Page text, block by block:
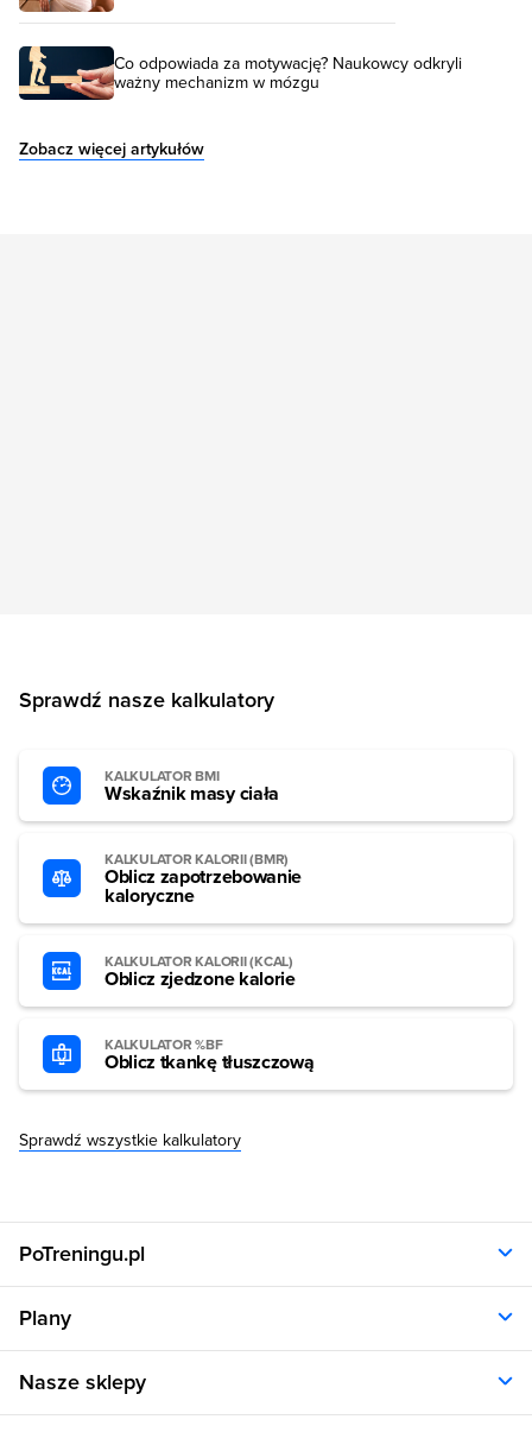
Co odpowiada za motywację? Naukowcy odkryli
ważny mechanizm w mózgu
Zobacz więcej artykułów
Sprawdź nasze kalkulatory
KALKULATOR BMI
Wskaźnik masy ciała
KALKULATOR KALORII (BMR)
Oblicz zapotrzebowanie
kaloryczne
KALKULATOR KALORII (KCAL)
Oblicz zjedzone kalorie
KALKULATOR %BF
Oblicz tkankę tłuszczową
Sprawdź wszystkie kalkulatory
PoTreningu.pl
Polityka prywatności
Regulamin
RODO
Aplikacja
Plany
Plany dla kobiet
Plany dla mężczyzn
Nasze sklepy